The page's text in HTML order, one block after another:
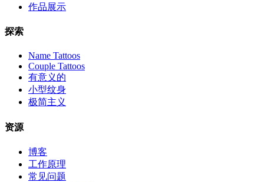
作品展示
探索
Name Tattoos
Couple Tattoos
有意义的
小型纹身
极简主义
资源
博客
工作原理
常见问题